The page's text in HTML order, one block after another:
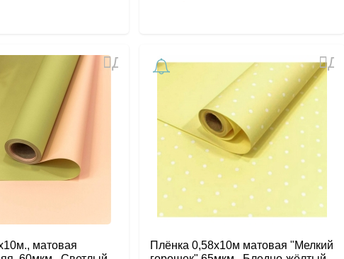
Добавить
матовая
в
Плёнка 0,58х10м матовая "Мелкий